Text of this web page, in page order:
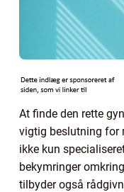
At finde den rette
vigtig beslutning for
ikke kun
bekymringer
tilbyder også